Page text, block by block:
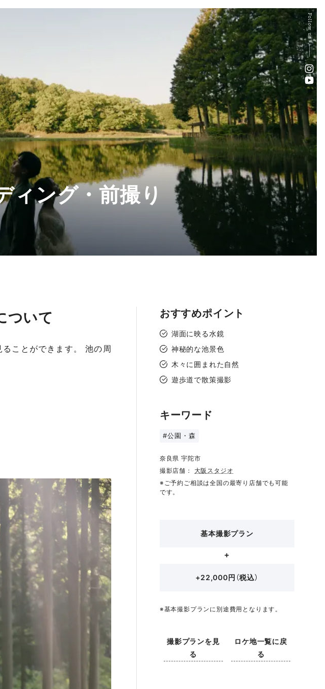
ィング・前撮り
Follow us
ついて
ることができます。 池の周
おすすめポイント
湖面に映る水鏡
神秘的な池景色
木々に囲まれた自然
遊歩道で散策撮影
キーワード
#公園・森
奈良県 宇陀市
撮影店舗： 大阪スタジオ
※ご予約ご相談は全国の最寄り店舗でも可能
です。
基本撮影プラン
+22,000円（税込）
※基本撮影プランに別途費用となります。
撮影プランを見
る
ロケ地一覧に戻
る